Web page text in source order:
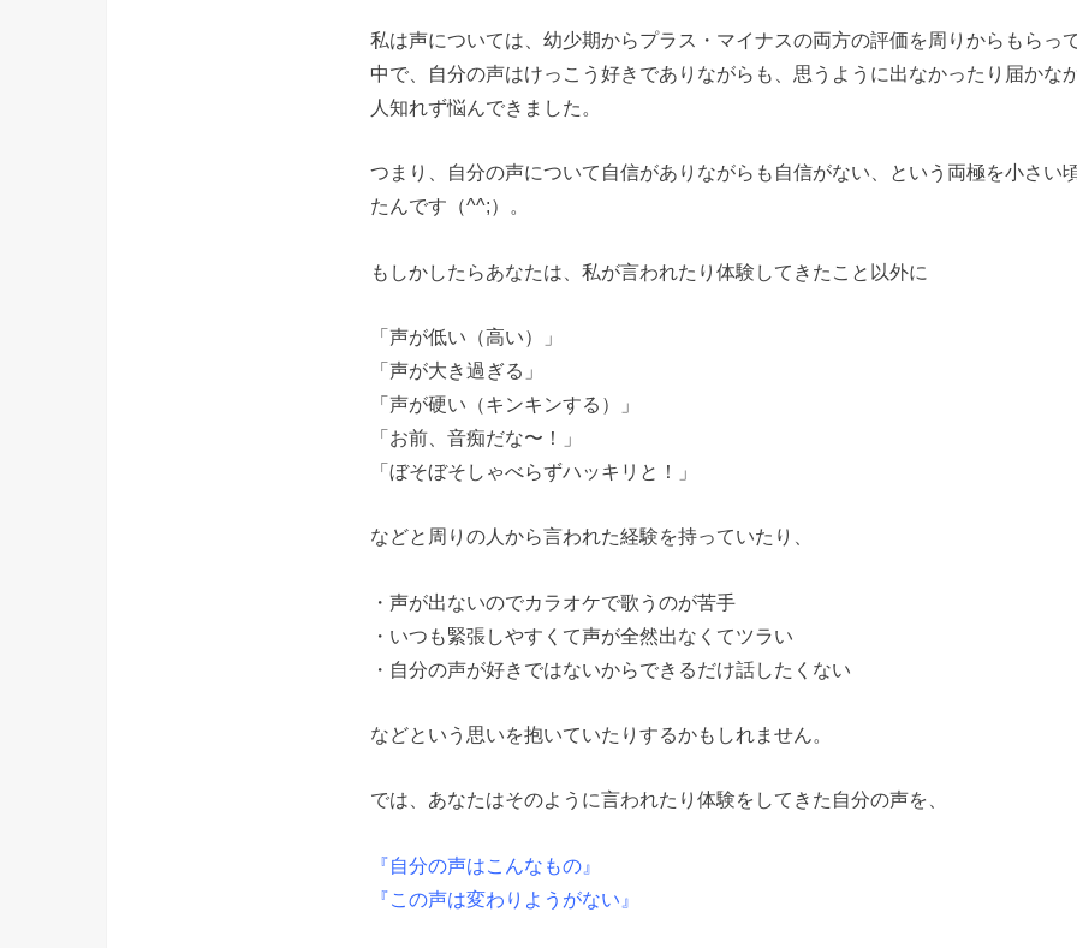
私は声については、幼少期からプラス・マイナスの両方の評価を周りからもらっ
中で、自分の声はけっこう好きでありながらも、思うように出なかったり届かな
人知れず悩んできました。
つまり、自分の声について自信がありながらも自信がない、という両極を小さい
たんです（^^;）。
もしかしたらあなたは、私が言われたり体験してきたこと以外に
「声が低い（高い）」
「声が大き過ぎる」
「声が硬い（キンキンする）」
「お前、音痴だな〜！」
「ぼそぼそしゃべらずハッキリと！」
などと周りの人から言われた経験を持っていたり、
・声が出ないのでカラオケで歌うのが苦手
・いつも緊張しやすくて声が全然出なくてツラい
・自分の声が好きではないからできるだけ話したくない
などという思いを抱いていたりするかもしれません。
では、あなたはそのように言われたり体験をしてきた自分の声を、
『自分の声はこんなもの』
『この声は変わりようがない』